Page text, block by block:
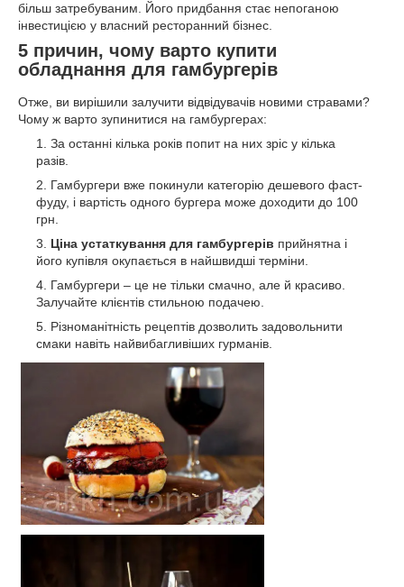
більш затребуваним. Його придбання стає непоганою
інвестицією у власний ресторанний бізнес.
5 причин, чому варто купити
обладнання для гамбургерів
Отже, ви вирішили залучити відвідувачів новими стравами?
Чому ж варто зупинитися на гамбургерах:
За останні кілька років попит на них зріс у кілька
разів.
Гамбургери вже покинули категорію дешевого фаст-
фуду, і вартість одного бургера може доходити до 100
грн.
Ціна устаткування для гамбургерів прийнятна і
його купівля окупається в найшвидші терміни.
Гамбургери – це не тільки смачно, але й красиво.
Залучайте клієнтів стильною подачею.
Різноманітність рецептів дозволить задовольнити
смаки навіть найвибагливіших гурманів.